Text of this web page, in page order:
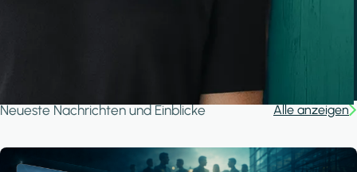
Neueste Nachrichten und Einblicke Alle anzeigen